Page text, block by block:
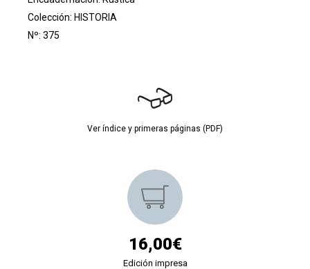
Colección: HISTORIA
Nº: 375
Ver índice y primeras páginas (PDF)
16,00€
Edición impresa